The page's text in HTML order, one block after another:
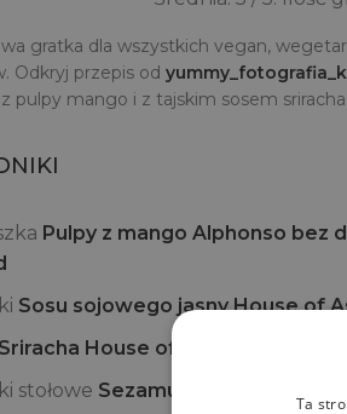
gratka dla wszystkich vegan,
Odkryj przepis od
pulpy mango i z tajskim sosem sriracha.
Pulpy z mango Alphonso bez
Sosu sojowego jasny House of
House of Asia
stołowe Sezamu House of Asia
Ta